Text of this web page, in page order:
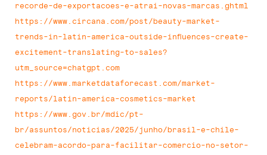
recorde-de-exportacoes-e-atrai-novas-marcas.ghtml
https://www.circana.com/post/beauty-market-
trends-in-latin-america-outside-influences-create-
excitement-translating-to-sales?
utm_source=chatgpt.com
https://www.marketdataforecast.com/market-
reports/latin-america-cosmetics-market
https://www.gov.br/mdic/pt-
br/assuntos/noticias/2025/junho/brasil-e-chile-
celebram-acordo-para-facilitar-comercio-no-setor-